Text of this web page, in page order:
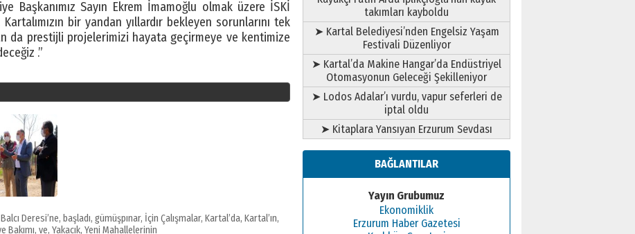
Başkanımız Sayın Ekrem İmamoğlu olmak üzere İSKİ
bir yandan yıllardır bekleyen sorunlarını tek
da prestijli projelerimizi hayata geçirmeye ve kentimize
.”
Balcı Deresi’ne, başladı, gümüşpınar, İçin Çalışmalar, Kartal’da, Kartal’ın,
Bakımı, ve, Yakacık, Yeni Mahallelerinin
takımları kayboldu
➤ Kartal Belediyesi’nden Engelsiz Yaşam
Festivali Düzenliyor
➤ Kartal’da Makine Hangar’da Endüstriyel
Otomasyonun Geleceği Şekilleniyor
➤ Lodos Adalar’ı vurdu, vapur seferleri de
iptal oldu
➤ Kitaplara Yansıyan Erzurum Sevdası
BAĞLANTILAR
Yayın Grubumuz
Ekonomiklik
Erzurum Haber Gazetesi